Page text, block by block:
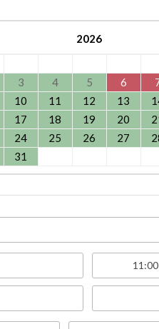
2026
3 4 5 6
10 11 12 13
17 18 19 20
24 25 26 27
31